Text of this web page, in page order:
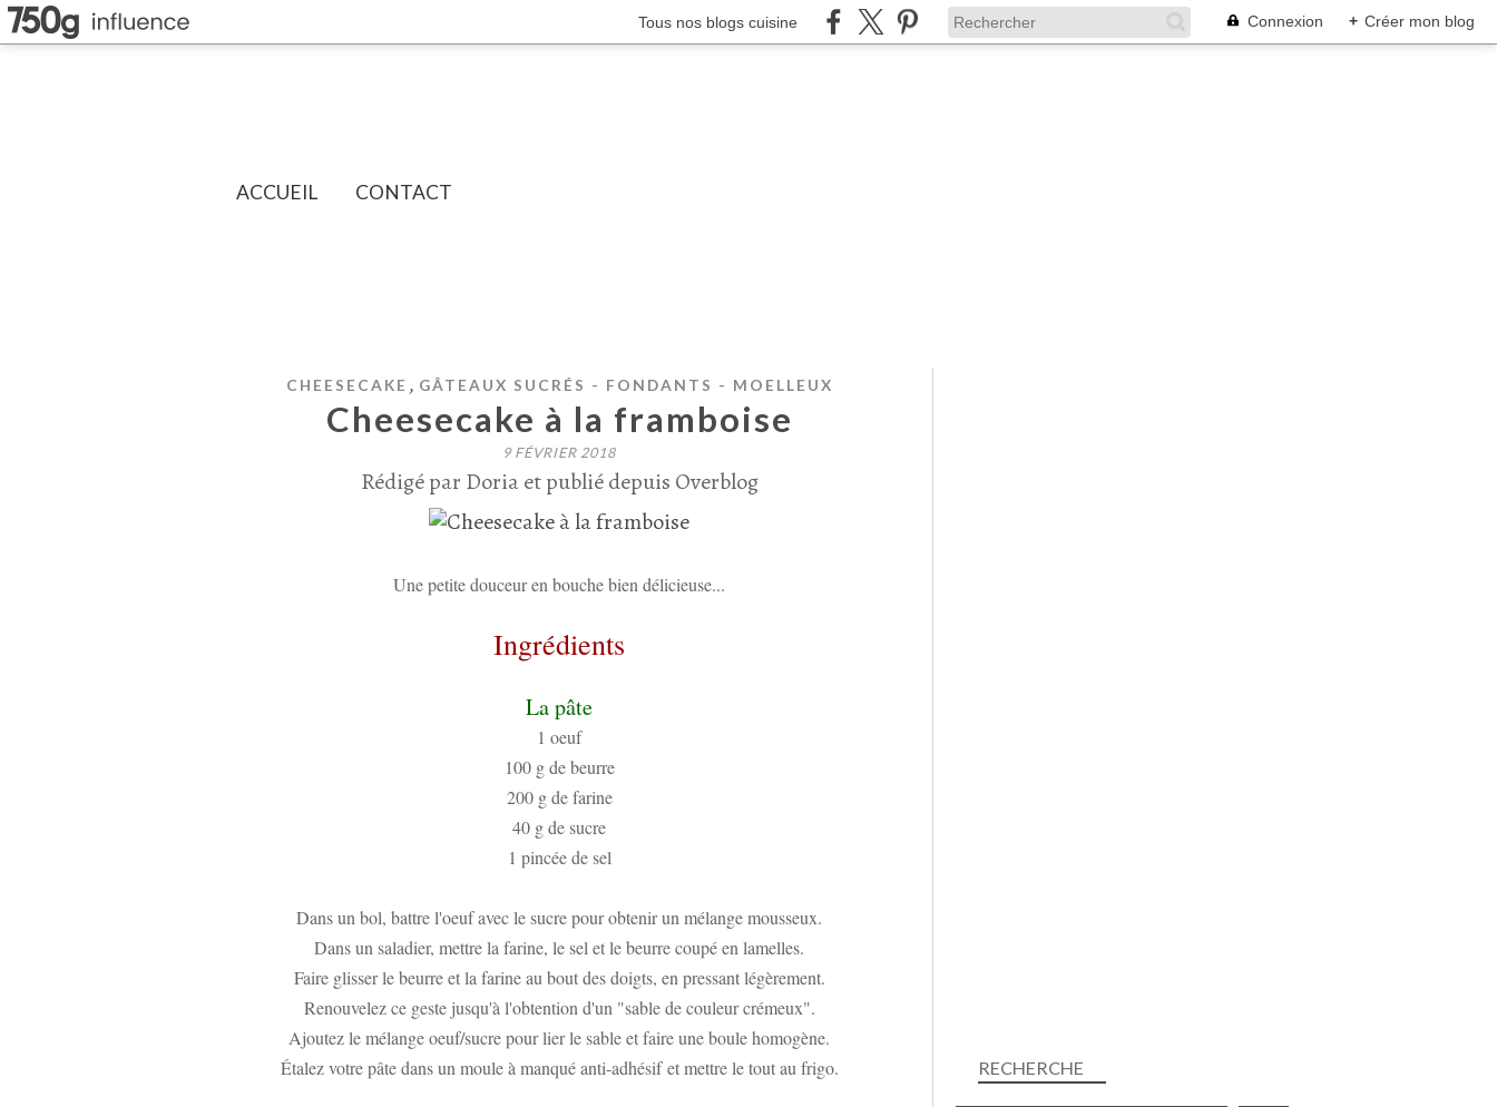
Tous nos blogs cuisine Connexion + Créer mon blog
ACCUEIL CONTACT
CHEESECAKE , GÂTEAUX SUCRÉS - FONDANTS - MOELLEUX
Cheesecake à la framboise
9 FÉVRIER 2018
Rédigé par Doria et publié depuis Overblog
Une petite douceur en bouche bien délicieuse...
Ingrédients
La pâte
1 oeuf
100 g de beurre
200 g de farine
40 g de sucre
1 pincée de sel
Dans un bol, battre l'oeuf avec le sucre pour obtenir un mélange mousseux.
Dans un saladier, mettre la farine, le sel et le beurre coupé en lamelles.
Faire glisser le beurre et la farine au bout des doigts, en pressant légèrement.
Renouvelez ce geste jusqu'à l'obtention d'un "sable de couleur crémeux".
Ajoutez le mélange oeuf/sucre pour lier le sable et faire une boule homogène.
Étalez votre pâte dans un moule à manqué anti-adhésif et mettre le tout au frigo.
RECHERCHE